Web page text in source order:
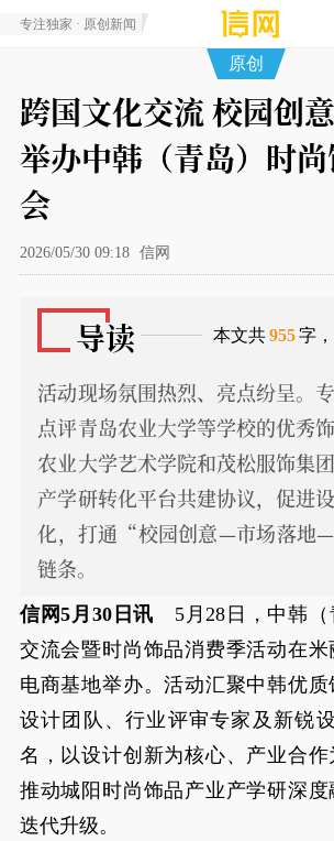
专注独家 · 原创新闻
原创
跨国文化交流 校园创
举办中韩（青岛）时
会
2026/05/30 09:18 信网
导读 本文共955字
活动现场氛围热烈、亮点纷呈。
点评青岛农业大学等学校的优秀
农业大学艺术学院和茂松服饰集
产学研转化平台共建协议，促进
化，打通“校园创意—市场落地
链条。
信网5月30日讯 5月28日，中韩（
交流会暨时尚饰品消费季活动在
电商基地举办。活动汇聚中韩优
设计团队、行业评审专家及新锐
名，以设计创新为核心、产业合
推动城阳时尚饰品产业产学研深
迭代升级。